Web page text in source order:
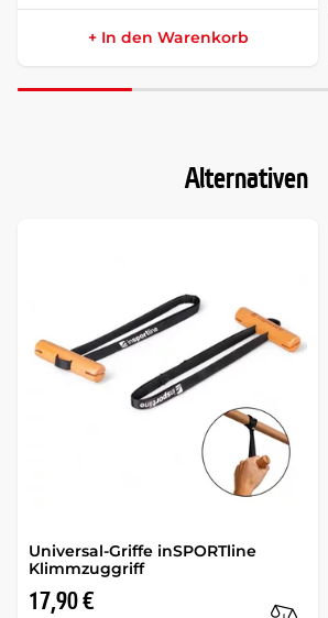
+ In den Warenkorb
Alternativen
Universal-Griffe inSPORTline
Klimmzuggriff
17,90 €